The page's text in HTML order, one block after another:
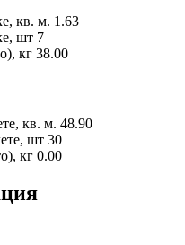
кв. м. 1.63
шт 7
кг 38.00
кв. м. 48.90
шт 30
кг 0.00